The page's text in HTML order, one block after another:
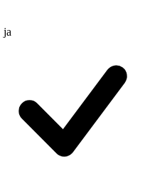
ja